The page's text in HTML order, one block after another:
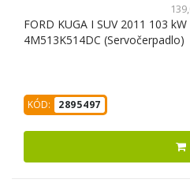
FORD KUGA I SUV 2011 103
4M513K514DC (Servočerpadlo)
KÓD: 2895497